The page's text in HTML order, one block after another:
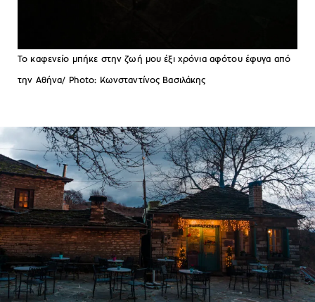
Το καφενείο μπήκε στην ζωή μου έξι χρόνια αφότου έφυγα από
την Αθήνα/ Photo: Κωνσταντίνος Βασιλάκης